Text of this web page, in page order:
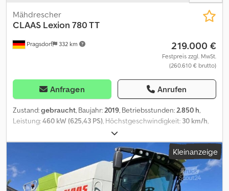
Pragsdorf 332 km
Mähdrescher
CLAAS Lexion 780 TT
219.000 €
Festpreis zzgl. MwSt.
(260.610 € brutto)
Anfragen Anrufen
Zustand:gebraucht, Baujahr:2019, Betriebsstunden:2.850 h,
Leistung:460 kW (625,43 PS), Höchstgeschwindigkeit: 30 km/h,
735mm | 30%, Hinterreifengröße:
Arbeitsbreite:1.230 mm, Reifengröße:620, Ausstattung:
Beleuchtung, Bordcomputer, Ertragsmonitor mit GPS, Kabine,
Klimaanlage, Mähmaschine, Bereifung (v):735mm, Bereifung
(h):620, Betriebsstunden:2850, Trommel- / Rotorstunden:1950,
Haspelhorizontalverstellung, Zweirad, Hydrostatischer Antrieb,
Kleinanzeige